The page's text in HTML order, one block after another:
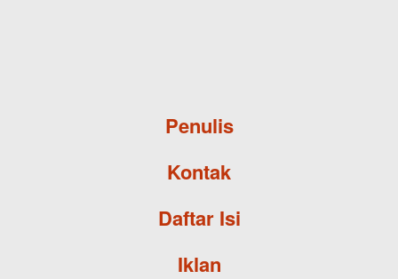
Penulis
Kontak
Daftar Isi
Iklan